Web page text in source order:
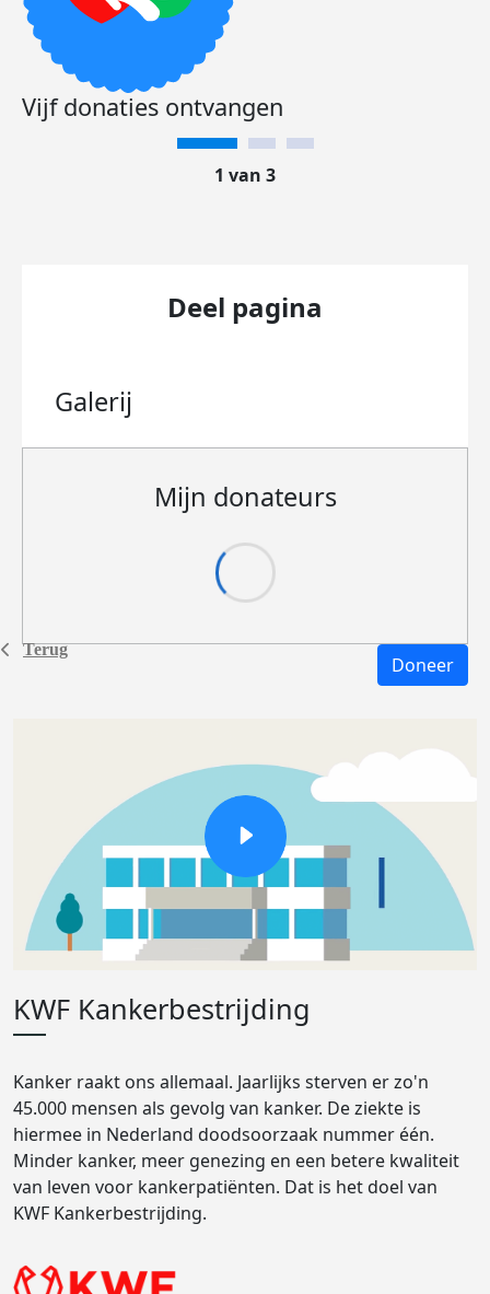
Terug
Vijf donaties ontvangen
1 van 3
Deel pagina
Galerij
Mijn donateurs
Doneer
KWF Kankerbestrijding
Kanker raakt ons allemaal. Jaarlijks sterven er zo'n
45.000 mensen als gevolg van kanker. De ziekte is
hiermee in Nederland doodsoorzaak nummer één.
Minder kanker, meer genezing en een betere kwaliteit
van leven voor kankerpatiënten. Dat is het doel van
KWF Kankerbestrijding.